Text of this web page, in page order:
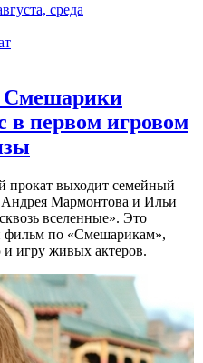
среда
Смешарики
в первом игровом
прокат выходит семейный
Мармонтова и Ильи
вселенные». Это
по «Смешарикам»,
игру живых актеров.